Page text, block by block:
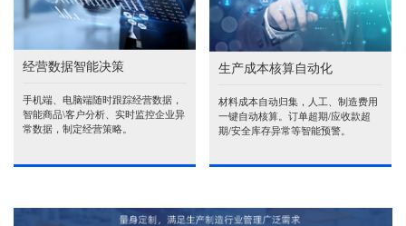
经营数据智能决策
手机端、电脑端随时跟踪经营数据，
智能商品\客户分析、实时监控企业异
常数据，制定经营策略。
生产成本核算自动化
材料成本自动归集，人工、制造费用
一键自动核算。订单超期/应收款超
期/安全库存异常等智能预警。